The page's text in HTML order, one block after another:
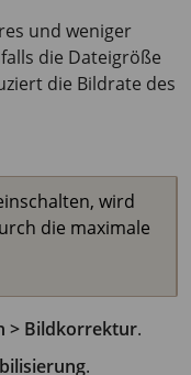
und weniger
die Dateigröße
die Bildrate des
wird
die maximale
> Bildkorrektur.
.